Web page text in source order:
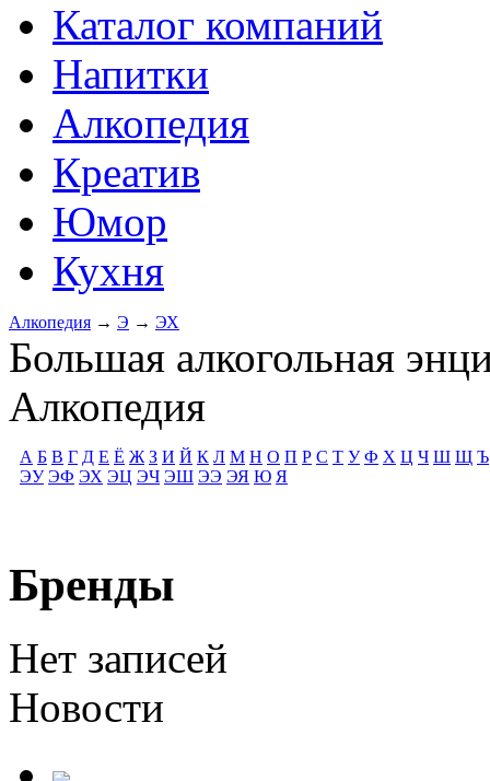
Каталог компаний
Напитки
Алкопедия
Креатив
Юмор
Кухня
Алкопедия → Э → ЭХ
Большая алкогольная
Алкопедия
А Б В Г Д Е Ё Ж З И Й К Л М Н О П Р С Т У Ф Х Ц Ч Ш Щ Ъ
ЭУ ЭФ ЭХ ЭЦ ЭЧ ЭШ ЭЭ ЭЯ Ю Я
Бренды
Нет записей
Новости